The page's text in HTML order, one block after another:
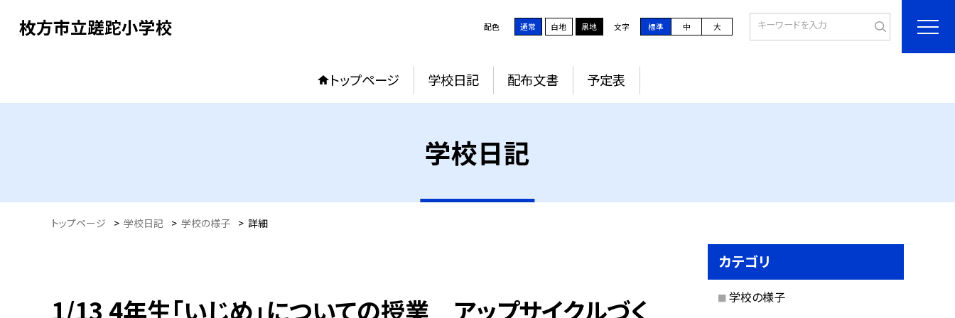
枚方市立蹉跎小学校 配色 通常 白地 黒地 文字 標準 中 大
トップページ 学校日記 配布文書 予定表
学校日記
トップページ > 学校日記 > 学校の様子 > 詳細
1/13 4年生「いじめ」についての授業 アップサイクルづく
カテゴリ
学校の様子